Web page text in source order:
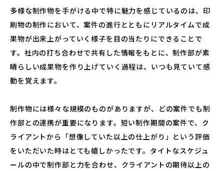
多様な制作物を手がける中で特に魅力を感じているのは、印
刷物の制作において、案件の進行とともにリアルタイムで成
果物が出来上がっていく様子を目の当たりにできることで
す。社内の打ち合わせで共有した情報をもとに、制作部が素
晴らしい成果物を作り上げていく過程は、いつも見ていて感
動を覚えます。
制作物には様々な規模のものがありますが、どの案件でも制
作部との連携が重要になります。短い制作期間の案件で、ク
ライアントから「想像していた以上の仕上がり」という評価
をいただいた時はとても嬉しかったです。タイトなスケジュ
ールの中で制作部と力を合わせ、クライアントの期待以上の